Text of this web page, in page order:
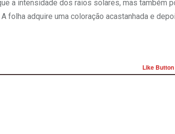
a intensidade dos raios solares, mas também
folha adquire uma coloração acastanhada e
Like